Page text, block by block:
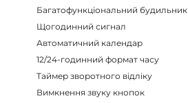
Багатофункціональний будильник
Щогодинний сигнал
Автоматичний календар
12/24-годинний формат часу
Таймер зворотного відліку
Вимкнення звуку кнопок